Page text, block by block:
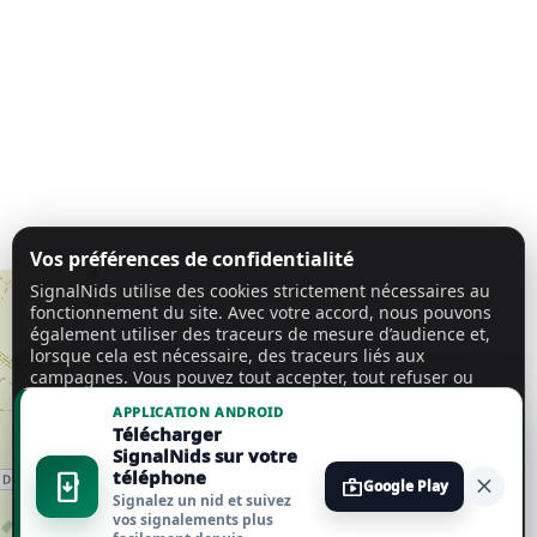
install_mobile
APPLICATION ANDROID
Télécharger
SignalNids sur votre
téléphone
Signalez un nid et suivez
vos signalements plus
shopGoogle Play close
Vos préférences de confidentialité
SignalNids utilise des cookies strictement nécessaires au
fonctionnement du site. Avec votre accord, nous pouvons
également utiliser des traceurs de mesure d’audience et,
lorsque cela est nécessaire, des traceurs liés aux
campagnes. Vous pouvez tout accepter, tout refuser ou
Tout accepter
Tout refuser